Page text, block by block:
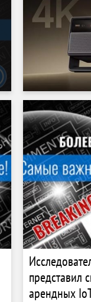
представил
арендных